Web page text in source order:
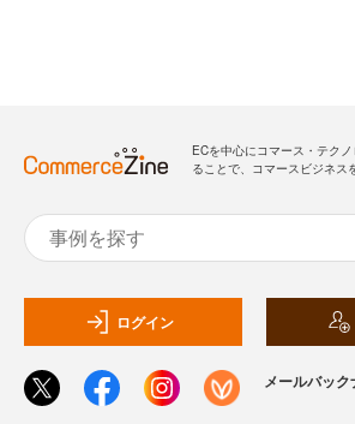
ECを中心にコマース・テク
ることで、コマースビジネス
ログイン
メールバッ